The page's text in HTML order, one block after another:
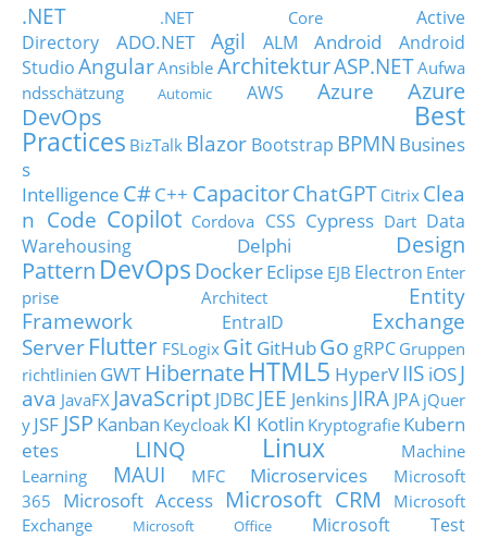
.NET .NET Core
Active
Directory
ADO.NET Agil ALM Android
Android
StudioAngularAnsible ArchitekturASP.NETAufwa
ndsschätzung
Automic AWS Azure
Azure
DevOps
Best
Practices BizTalk Blazor Bootstrap BPMN Busines
s
Intelligence C#C++ CapacitorChatGPT Citrix Clea
n Code Copilot Cordova CSS Cypress Dart Data
Warehousing
Delphi
Design
Pattern DevOps DockerEclipse EJB Electron Enter
prise Architect
Entity
Framework
EntraID
Exchange
Server Flutter FSLogix Git GitHubGo gRPC Gruppen
richtlinien GWT HibernateHTML5 HyperVIIS iOSJ
ava JavaFX JavaScript JDBC JEE Jenkins JIRA JPA jQuer
y JSF JSP Kanban Keycloak KI Kotlin Kryptografie Kubern
etes
LINQ Linux
Machine
Learning
MAUI MFC Microservices
Microsoft
365
Microsoft Access Microsoft CRM
Microsoft
Exchange
Microsoft Office
Microsoft Test